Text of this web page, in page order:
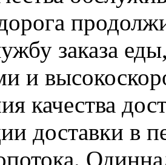
заказа
и
качества
доставки в